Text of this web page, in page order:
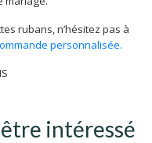
rubans, n’hésitez pas à
personnalisée.
intéressé